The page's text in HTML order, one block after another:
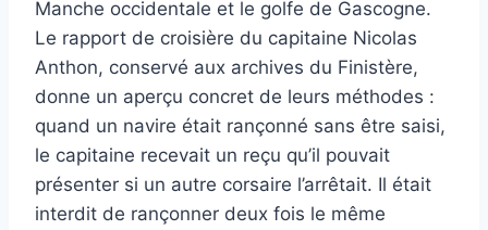
Manche occidentale et le golfe de Gascogne.
Le rapport de croisière du capitaine Nicolas
Anthon, conservé aux archives du Finistère,
donne un aperçu concret de leurs méthodes :
quand un navire était rançonné sans être saisi,
le capitaine recevait un reçu qu’il pouvait
présenter si un autre corsaire l’arrêtait. Il était
interdit de rançonner deux fois le même